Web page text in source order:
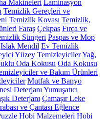
Makineleri Laminasyon
Temizlik Gereçleri ve
Temizlik Kovası Temizlik,
Faraş Çekpas Fırça ve
Süngeri Paspas ve Mop
Islak Mendil Ev Temizlik
Yüzey TemizleyicilerYağ,
Oda Kokusu Oda Kokusu
ve Bakım Ürünleri
Mutfak ve Banyo
Deterjanı Yumuşatıcı
Deterjanı Çamaşır Leke
ve Çantası Eğlence
Hobi Malzemeleri Hobi